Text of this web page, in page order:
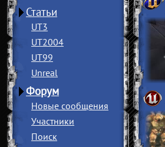
Статьи
UT3
UT2004
UT99
Unreal
Форум
Новые сообщения
Участники
Поиск